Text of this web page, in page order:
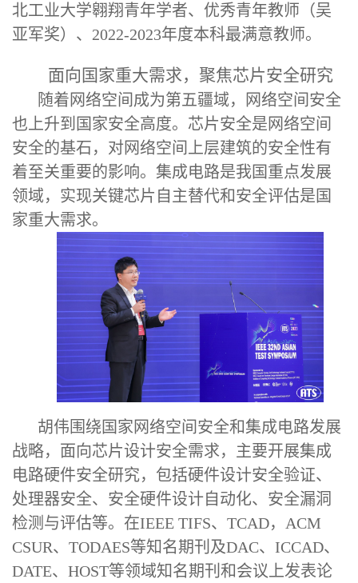
北工业大学翱翔青年学者、优秀青年教师（吴
亚军奖）、2022-2023年度本科最满意教师。
面向国家重大需求，聚焦芯片安全研究
随着网络空间成为第五疆域，网络空间安全
也上升到国家安全高度。芯片安全是网络空间
安全的基石，对网络空间上层建筑的安全性有
着至关重要的影响。集成电路是我国重点发展
领域，实现关键芯片自主替代和安全评估是国
家重大需求。
胡伟 围绕国家网络空间安全和集成电路发展
战略，面向芯片设计安全需求，主要开展集成
电路硬件安全研究，包括硬件设计安全验证、
处理器安全、安全硬件设计自动化、安全漏洞
检测与评估等。在IEEE TIFS、TCAD，ACM
CSUR、TODAES等知名期刊及DAC、ICCAD、
DATE、HOST等领域知名期刊和会议上发表论